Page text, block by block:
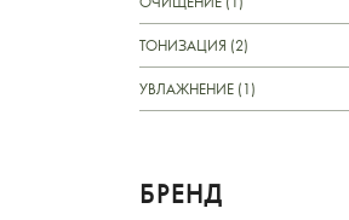
ТОНИЗАЦИЯ (2)
УВЛАЖНЕНИЕ (1)
БРЕНД